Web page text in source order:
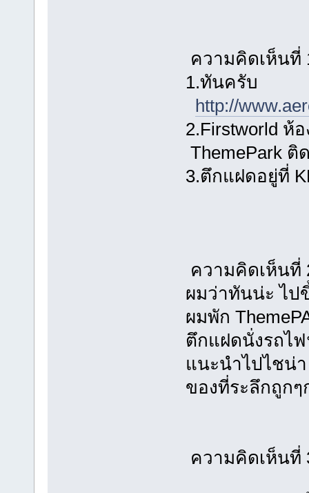
ความคิดเห็น
1.ทันครับ
http://
2.Firstworld ห้
ThemePark ติ
3.ตึกแฝดอยู่ที่
ความคิดเห็น
ผมว่าทันน่ะ ไป
ผมพัก
ตึกแฝดนั่งรถไ
แนะนำไปไชน่
ของที่ระลึกถูกๆ
ความคิดเห็น